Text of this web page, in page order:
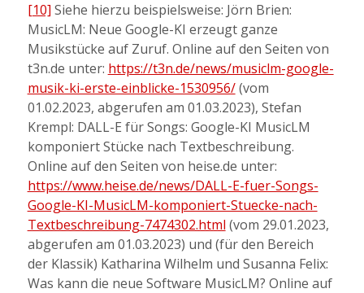
[10] Siehe hierzu beispielsweise: Jörn Brien:
MusicLM: Neue Google-KI erzeugt ganze
Musikstücke auf Zuruf. Online auf den Seiten von
t3n.de unter: https://t3n.de/news/musiclm-google-
musik-ki-erste-einblicke-1530956/(vom
01.02.2023, abgerufen am 01.03.2023), Stefan
Krempl: DALL-E für Songs: Google-KI MusicLM
komponiert Stücke nach Textbeschreibung.
Online auf den Seiten von heise.de unter:
https://www.heise.de/news/DALL-E-fuer-Songs-
Google-KI-MusicLM-komponiert-Stuecke-nach-
Textbeschreibung-7474302.html (vom 29.01.2023,
abgerufen am 01.03.2023) und (für den Bereich
der Klassik) Katharina Wilhelm und Susanna Felix:
Was kann die neue Software MusicLM? Online auf